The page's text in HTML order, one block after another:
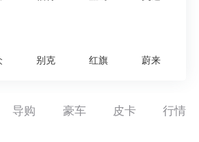
别克 红旗 蔚来
导购 豪车 皮卡 行情